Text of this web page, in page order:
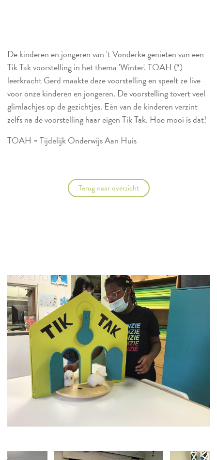
De kinderen en jongeren van 't Vonderke genieten van een
Tik Tak voorstelling in het thema 'Winter'. TOAH (*)
leerkracht Gerd maakte deze voorstelling en speelt ze live
voor onze kinderen en jongeren. De voorstelling tovert veel
glimlachjes op de gezichtjes. Eén van de kinderen verzint
zelfs na de voorstelling haar eigen Tik Tak. Hoe mooi is dat!
TOAH = Tijdelijk Onderwijs Aan Huis
Terug naar overzicht